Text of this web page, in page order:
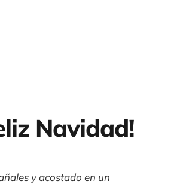
Navidad!
y acostado en un